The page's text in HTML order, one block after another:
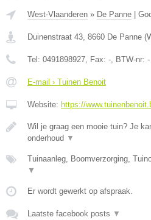
West-Vlaanderen » De Panne
Duinenstraat 43, 8660 De Panne (
Tel: 0491898927, Fax: -, BTW-nr: -
E-mail › Tuinen Benoit
Website: https://
Wil je graag een mooie tuin? Je
onderhoud ▼
Tuinaanleg, Boomverzorging,
▼
Er wordt gewerkt op afspraak.
Laatste facebook posts ▼